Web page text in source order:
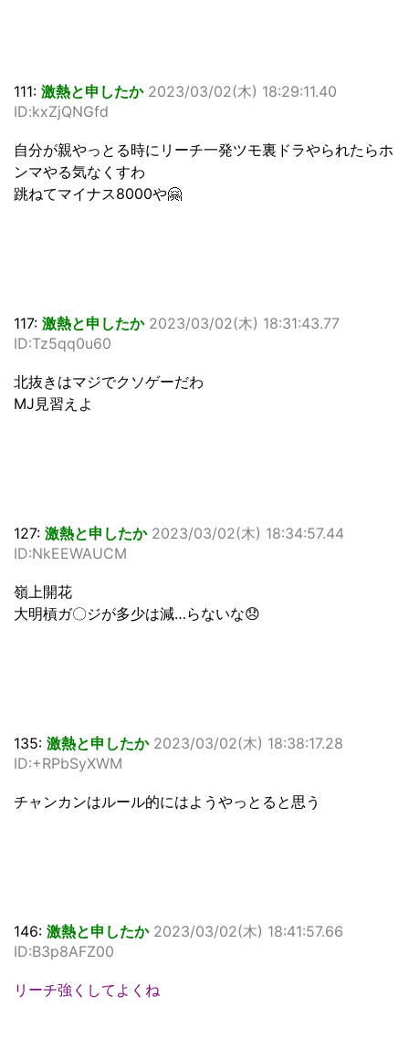
111: 激熱と申したか 2023/03/02(木) 18:29:11.40
ID:kxZjQNGfd
自分が親やっとる時にリーチ一発ツモ裏ドラやられたらホ
ンマやる気なくすわ
跳ねてマイナス8000や🤗
117: 激熱と申したか 2023/03/02(木) 18:31:43.77
ID:Tz5qq0u60
北抜きはマジでクソゲーだわ
MJ見習えよ
127: 激熱と申したか 2023/03/02(木) 18:34:57.44
ID:NkEEWAUCM
嶺上開花
大明槓ガ〇ジが多少は減…らないな😞
135: 激熱と申したか 2023/03/02(木) 18:38:17.28
ID:+RPbSyXWM
チャンカンはルール的にはようやっとると思う
146: 激熱と申したか 2023/03/02(木) 18:41:57.66
ID:B3p8AFZ00
リーチ強くしてよくね